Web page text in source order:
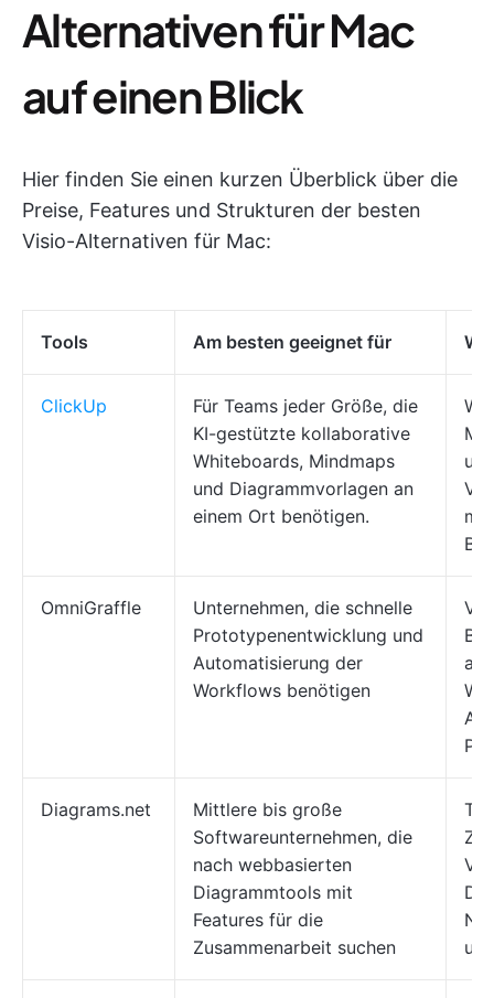
Alternativen für Mac
auf einen Blick
Hier finden Sie einen kurzen Überblick über die
Preise, Features und Strukturen der besten
Visio-Alternativen für Mac:
Tools Am besten geeignet für
ClickUp
Für Teams jeder Größe, die
KI-gestützte kollaborative
Whiteboards, Mindmaps
und Diagrammvorlagen an
einem Ort benötigen.
OmniGraffle
Unternehmen, die schnelle
Prototypenentwicklung und
Automatisierung der
Workflows benötigen
Diagrams.net
Mittlere bis große
Softwareunternehmen, die
nach webbasierten
Diagrammtools mit
Features für die
Zusammenarbeit suchen